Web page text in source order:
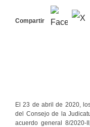
Compartir
El 23 de abril de 2020,
del Consejo de la
acuerdo general 8/